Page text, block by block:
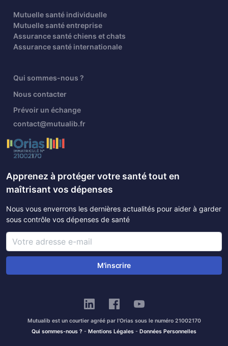
Mutuelle santé individuelle
Mutuelle santé entreprise
Assurance santé chiens et chats
Assurance santé internationale
Qui sommes-nous ?
Nous contacter
Prévoir un échange
contact@mutualib.fr
Apprenez à protéger votre santé tout en
maîtrisant vos dépenses
Nous vous enverrons les dernières actualités pour aider à garder
sous contrôle vos dépenses de santé
M'inscrire
Mutualib est un courtier agréé par l'Orias sous le numéro 21002170
Qui sommes-nous ? - Mentions Légales - Données Personnelles